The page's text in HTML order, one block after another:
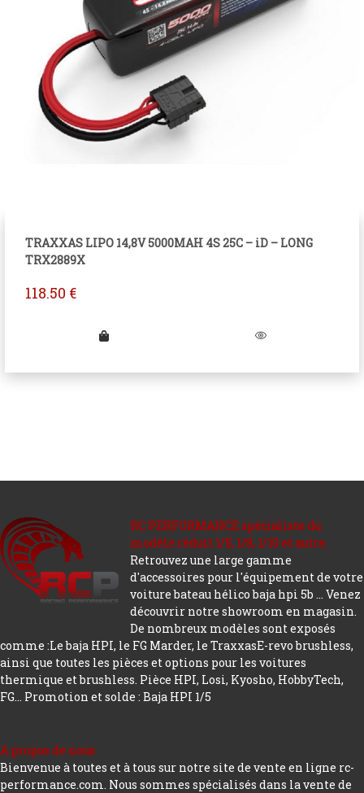
TRAXXAS LIPO 14,8V 5000MAH 4S 25C – iD – LONG
TRX2889X
118.50 €
RC PERFORMANCE spécialiste du
modèle réduit 1/5, 1/8, 1/10 et autre.
Retrouvez une large gamme
d'accessoires pour l'équipement de votre
voiture bateau hélico baja hpi 5b ... Venez
découvrir notre showroom en magasin.
De nombreux modèles sont exposés
comme :Le baja HPI, le FG Marder, le TraxxasE-revo brushless,
ainsi que toutes les pièces et options pour les voitures
thermique et brushless. Pièce HPI, Losi, Kyosho, HobbyTech,
FG... Promotion et solde : Baja HPI 1/5
A propos de nous
Bienvenue à toutes et à tous sur notre site de vente en ligne rc-
performance.com. Nous sommes spécialisés dans la vente de